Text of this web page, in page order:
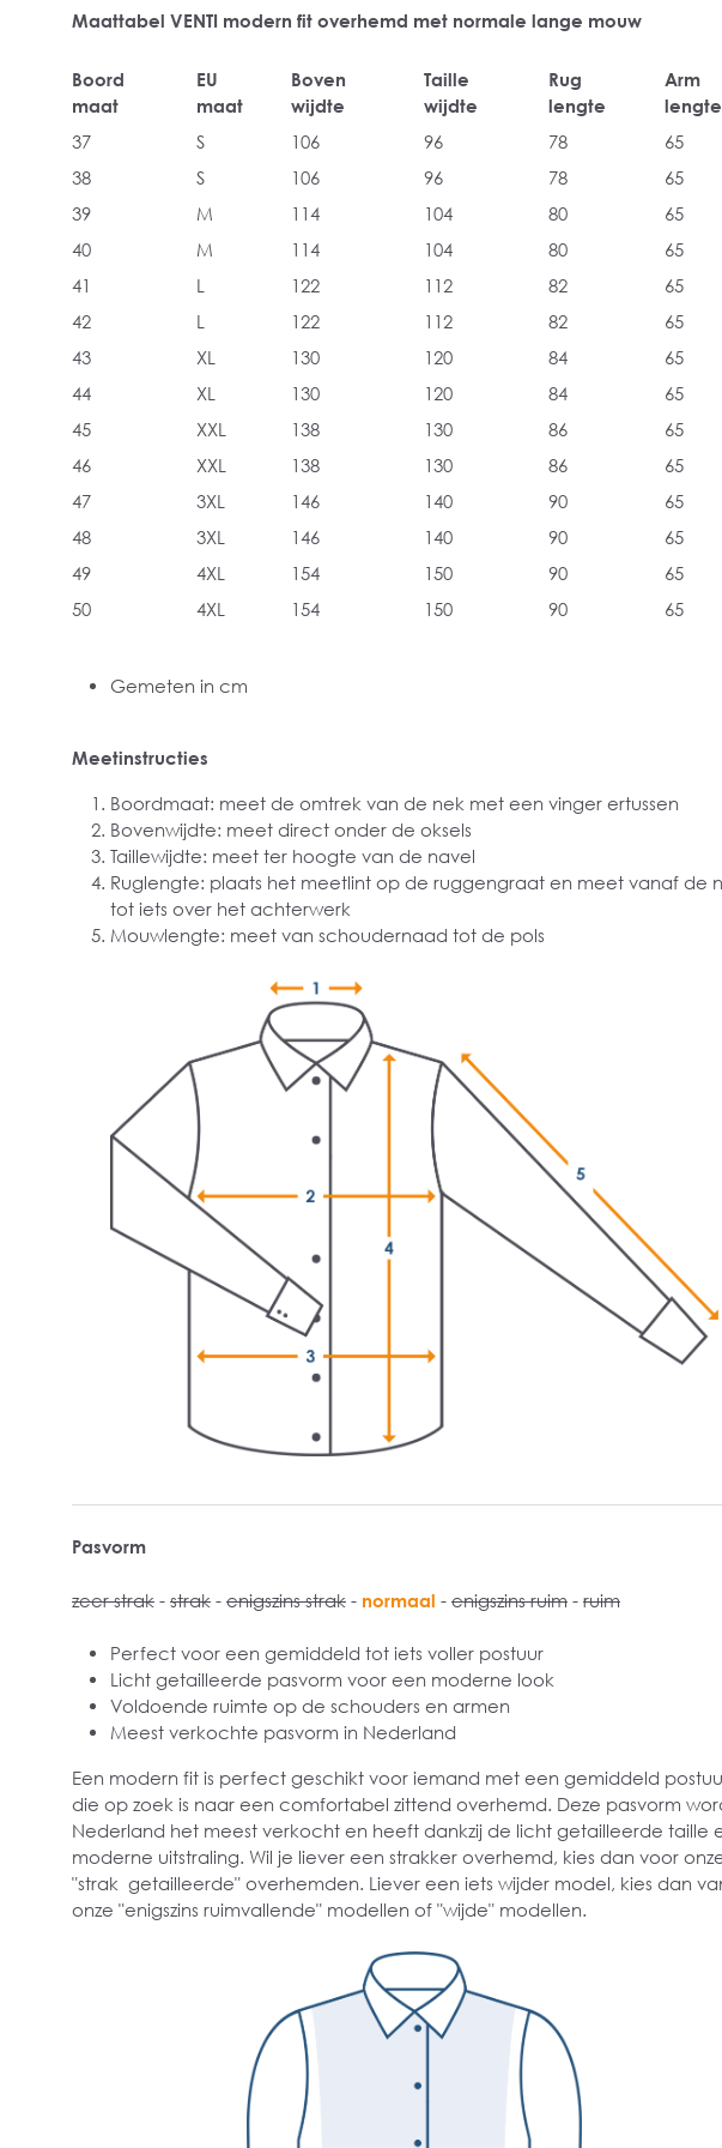
Maattabel VENTI modern fit overhemd met normale lange mouw
Boord
maat
EU
maat
Boven
wijdte
Taille
wijdte
Rug
lengte
Arm
lengte
37
S 106 96 78
65
38
S 106 96 78
65
39
M 114 104 80
65
40
M 114 104 80
65
41
L 122 112 82
65
42
L 122 112 82
65
43
XL 130 120 84
65
44
XL 130 120 84
65
45
XXL 138 130 86
65
46
XXL 138 130 86
65
47
3XL 146 140 90
65
48
3XL 146 140 90
65
49
4XL 154 150 90
65
50
4XL 154 150 90 65
Gemeten in cm
Meetinstructies
Boordmaat: meet de omtrek van de nek met een vinger ertussen
Bovenwijdte: meet direct onder de oksels
Taillewijdte: meet ter hoogte van de navel
Ruglengte: plaats het meetlint op de ruggengraat en meet vanaf de
tot iets over het achterwerk
Mouwlengte: meet van schoudernaad tot de pols
Pasvorm
zeer strak - strak - enigszins strak - normaal - enigszins ruim - ruim
Perfect voor een gemiddeld tot iets voller postuur
Licht getailleerde pasvorm voor een moderne look
Voldoende ruimte op de schouders en armen
Meest verkochte pasvorm in Nederland
Een modern fit is perfect geschikt voor iemand met een gemiddeld
die op zoek is naar een comfortabel zittend overhemd. Deze pasvorm
Nederland het meest verkocht en heeft dankzij de licht getailleerde taille
moderne uitstraling. Wil je liever een strakker overhemd, kies dan voor
"strak getailleerde" overhemden. Liever een iets wijder model, kies dan
onze "enigszins ruimvallende" modellen of "wijde" modellen.